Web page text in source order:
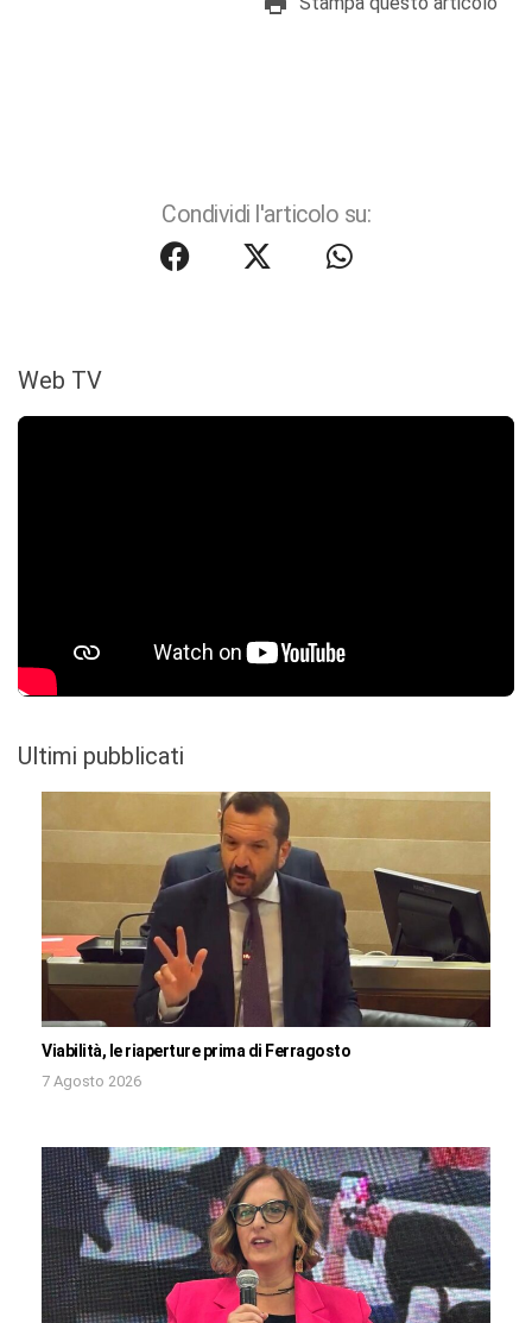
Condividi l'articolo su:
Web TV
Ultimi pubblicati
Viabilità, le riaperture prima di Ferragosto
7 Agosto 2026